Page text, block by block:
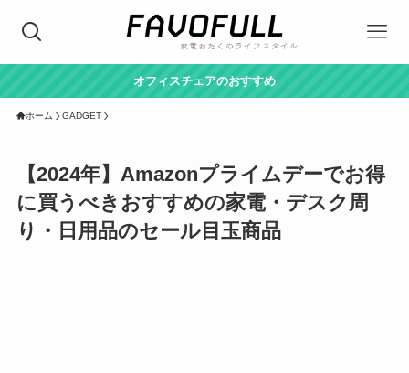
オフィスチェアのおすすめ
ホーム GADGET
【2024年】Amazonプライムデーでお得
に買うべきおすすめの家電・デスク周
り・日用品のセール目玉商品